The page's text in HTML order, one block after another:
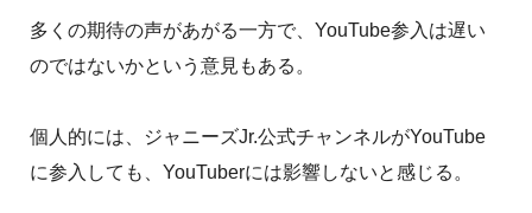
多くの期待の声があがる一方で、YouTube参入は遅い
のではないかという意見もある。
個人的には、ジャニーズJr.公式チャンネルがYouTube
に参入しても、YouTuberには影響しないと感じる。